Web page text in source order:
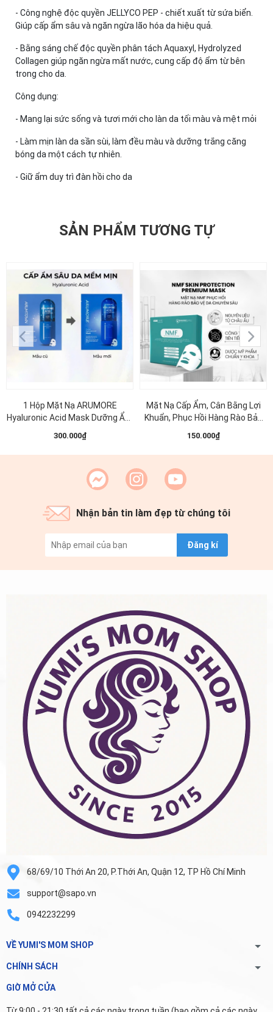
- Công nghệ độc quyền JELLYCO PEP - chiết xuất từ sứa biển.
Giúp cấp ẩm sâu và ngăn ngừa lão hóa da hiệu quả.
- Bằng sáng chế độc quyền phân tách Aquaxyl, Hydrolyzed
Collagen giúp ngăn ngừa mất nước, cung cấp độ ẩm từ bên
trong cho da.
Công dụng:
- Mang lại sức sống và tươi mới cho làn da tối màu và mệt mỏi
- Làm mịn làn da sần sùi, làm đều màu và dưỡng trắng căng
bóng da một cách tự nhiên.
- Giữ ẩm duy trì đàn hồi cho da
SẢN PHẨM TƯƠNG TỰ
1 Hộp Mặt Nạ ARUMORE
Hyaluronic Acid Mask Dưỡng Ẩm
Xanh Dương )
300.000₫
Mặt Nạ Cấp Ẩm, Cân Bằng Lợi
Khuẩn, Phục Hồi Hàng Rào Bảo
Protection Premium Mask 30ml
(1 miếng )
150.000₫
Nhận bản tin làm đẹp từ chúng tôi
Đăng kí
68/69/10 Thới An 20, P.Thới An, Quận 12, TP Hồ Chí Minh
support@sapo.vn
0942232299
VỀ YUMI'S MOM SHOP
CHÍNH SÁCH
GIỜ MỞ CỬA